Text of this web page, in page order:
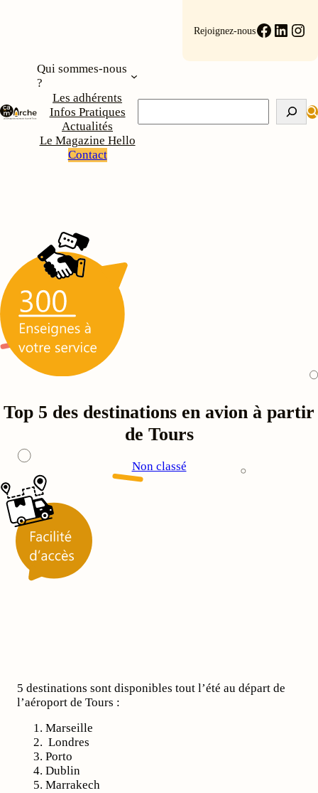
Rejoignez-nous
Qui sommes-nous
?
Les adhérents
Infos Pratiques
Actualités
Le Magazine Hello
Contact
Top 5 des destinations en avion à partir
de Tours
Non classé
5 destinations sont disponibles tout l’été au départ de
l’aéroport de Tours :
Marseille
Londres
Porto
Dublin
Marrakech